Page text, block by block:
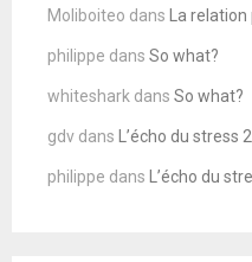
Moliboiteo dans La
philippe dans So what?
whiteshark dans So what?
gdv dans L’écho du stress 2
philippe dans L’écho du